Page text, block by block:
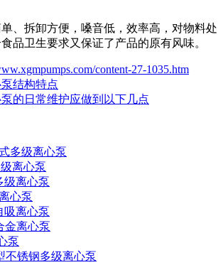
、拆卸方便，嗓音低，效率高，对物料处
品卫生要求又保证了产品的原有风味。
content-27-1035.htm
结构特点
的日常维护应做到以下几点
多级离心泵
离心泵
级离心泵
心泵
吸离心泵
金离心泵
泵
不锈钢多级离心泵